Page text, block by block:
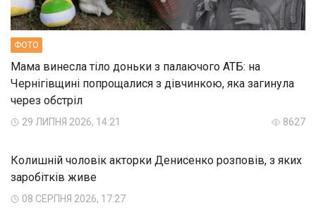
ФОТО
Мама винесла тіло доньки з палаючого АТБ: на
Чернігівщині попрощалися з дівчинкою, яка загинула
через обстріл
29 ЛИПНЯ 2026, 14:21 8627
Колишній чоловік акторки Денисенко розповів, з яких
заробітків живе
08 СЕРПНЯ 2026, 17:27